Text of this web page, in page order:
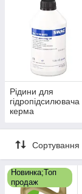
Рідини для
гідропідсилювача
керма
Сортування
Новинка;Топ
продаж